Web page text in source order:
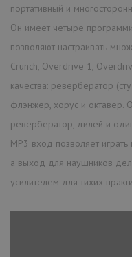
портативный и
Он имеет четыре
позволяют настраивать
Crunch, Overdrive 1,
качества: ревербератор
флэнжер, хорус и октавер.
ревербератор, дилей и
МР3 вход позволяет
а выход для наушников
усилителем для тихих